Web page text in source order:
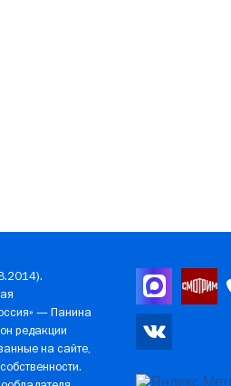
— Панина
редакции
на сайте,